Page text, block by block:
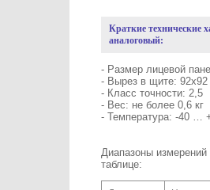
Краткие технические
аналоговый:
- Размер лицевой
- Вырез в щите:
- Класс точности: 2,5
- Вес: не более 0,6 кг
- Температура: -40 …
Диапазоны измерений
таблице: